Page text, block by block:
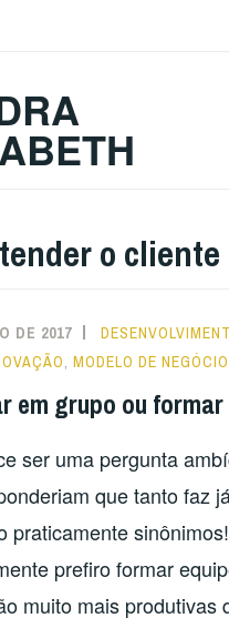
o cliente
DE 2017
,MODELO DE
em grupo ou
ser uma pergunta
que tanto faz
praticamente
prefiro formar
muito mais produtivas